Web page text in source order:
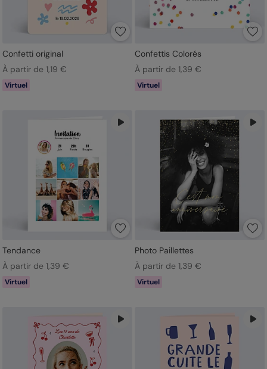
Confetti original
À partir de 1,19 €
Virtuel
Confettis Colorés
À partir de 1,39 €
Virtuel
Tendance
À partir de 1,39 €
Virtuel
Photo Paillettes
À partir de 1,39 €
Virtuel